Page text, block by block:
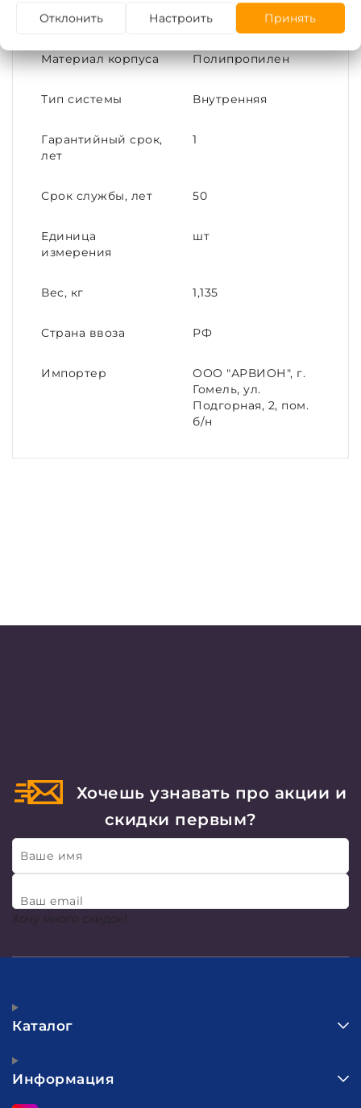
рабочей среды, С°
Материал корпуса Полипропилен
Тип системы Внутренняя
Гарантийный срок,
лет
1
Срок службы, лет 50
Единица
измерения
шт
Вес, кг 1,135
Страна ввоза РФ
Импортер
ООО "АРВИОН", г.
Гомель, ул.
Подгорная, 2, пом.
б/н
Хочешь узнавать про акции и
скидки первым?
Ваше имя
Ваш email
Хочу много скидок!
Каталог
Информация
Отклонить Настроить Принять